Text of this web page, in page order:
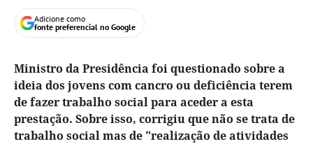
Adicione como
fonte preferencial no Google
Ministro da Presidência foi questionado sobre a
ideia dos jovens com cancro ou deficiência terem
de fazer trabalho social para aceder a esta
prestação. Sobre isso, corrigiu que não se trata de
trabalho social mas de "realização de atividades